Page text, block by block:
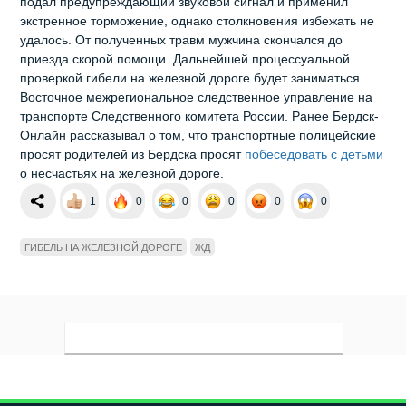
экстренное торможение, однако столкновения избежать не
удалось. От полученных травм мужчина скончался до
приезда скорой помощи. Дальнейшей процессуальной
проверкой гибели на железной дороге будет заниматься
Восточное межрегиональное следственное управление на
транспорте Следственного комитета России. Ранее Бердск-
Онлайн рассказывал о том, что транспортные полицейские
просят родителей из Бердска просят побеседовать с детьми
о несчастьях на железной дороге.
1 0 0 0 0 0
ГИБЕЛЬ НА ЖЕЛЕЗНОЙ ДОРОГЕ ЖД